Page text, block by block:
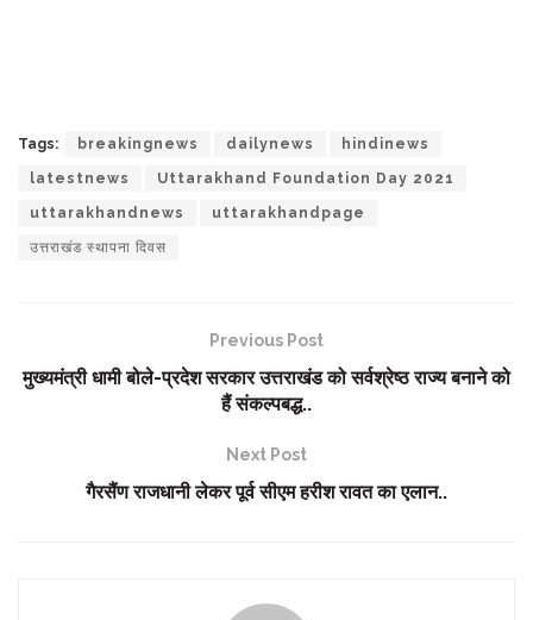
Tags: breakingnews dailynews hindinews
latestnews Uttarakhand Foundation Day 2021
uttarakhandnews uttarakhandpage
उत्तराखंड स्थापना दिवस
Previous Post
मुख्यमंत्री धामी बोले-प्रदेश सरकार उत्तराखंड को सर्वश्रेष्ठ राज्य बनाने को
हैं संकल्पबद्ध..
Next Post
गैरसैंण राजधानी लेकर पूर्व सीएम हरीश रावत का एलान..